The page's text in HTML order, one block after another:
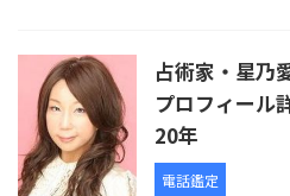
占術家・星乃
プロフィール
20年
電話鑑定